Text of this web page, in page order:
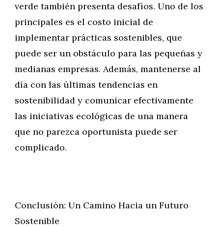
verde también presenta desafíos. Uno de los
principales es el costo inicial de
implementar prácticas sostenibles, que
puede ser un obstáculo para las pequeñas y
medianas empresas. Además, mantenerse al
día con las últimas tendencias en
sostenibilidad y comunicar efectivamente
las iniciativas ecológicas de una manera
que no parezca oportunista puede ser
complicado.
Conclusión: Un Camino Hacia un Futuro
Sostenible